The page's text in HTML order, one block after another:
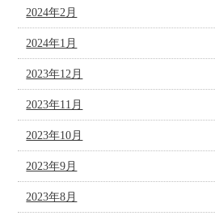
2024年2月
2024年1月
2023年12月
2023年11月
2023年10月
2023年9月
2023年8月